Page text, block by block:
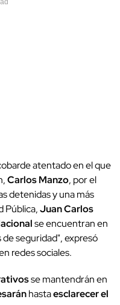
atentado en el que
Carlos Manzo, por el
detenidas y una más
Pública,Juan Carlos
se encuentran en
seguridad", expresó
redes sociales.
se mantendrán en
hastaesclarecer el